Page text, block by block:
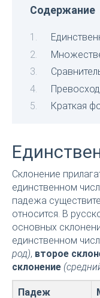
Содержание
Краткая
Склонение
единственном
падежа
относится. В
основных
единственном
род), второе
склонение
Падеж